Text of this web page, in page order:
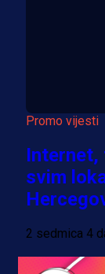
Promo vijesti
svim
2 sedmica 4